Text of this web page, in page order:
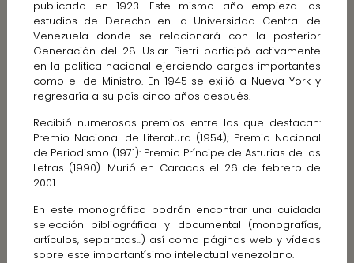
publicado en 1923. Este mismo año empieza los
estudios de Derecho en la Universidad Central de
Venezuela donde se relacionará con la posterior
Generación del 28. Uslar Pietri participó activamente
en la política nacional ejerciendo cargos importantes
como el de Ministro. En 1945 se exilió a Nueva York y
regresaría a su país cinco años después.
Recibió numerosos premios entre los que destacan:
Premio Nacional de Literatura (1954); Premio Nacional
de Periodismo (1971): Premio Príncipe de Asturias de las
Letras (1990). Murió en Caracas el 26 de febrero de
2001.
En este monográfico podrán encontrar una cuidada
selección bibliográfica y documental (monografías,
artículos, separatas...) así como páginas web y vídeos
sobre este importantísimo intelectual venezolano.